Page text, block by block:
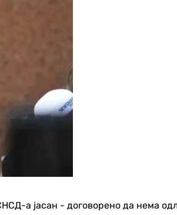
а јасан - договорено да нема